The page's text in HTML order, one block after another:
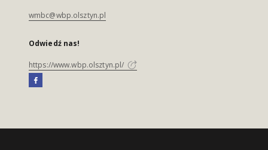
wmbc@wbp.olsztyn.pl
Odwiedź nas!
https://www.wbp.olsztyn.pl/